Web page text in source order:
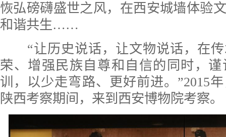
恢弘磅礴盛世之风，在西安城墙体验
和谐共生……
“让历史说话，让文物说话，在传
荣、增强民族自尊和自信的同时，
训，以少走弯路、更好前进。”2015
陕西考察期间，来到西安博物院考察。